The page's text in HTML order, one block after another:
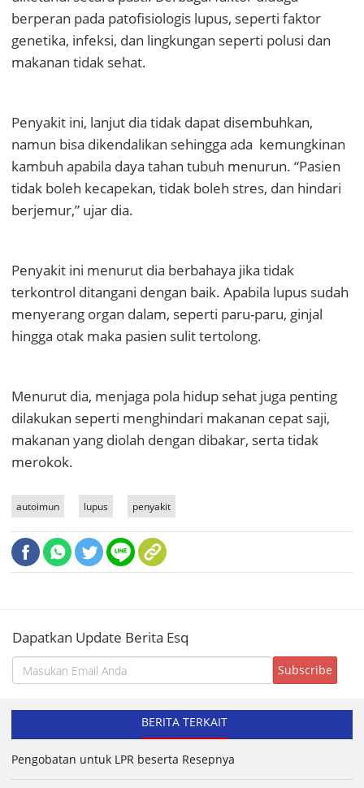
berperan pada patofisiologis lupus, seperti faktor
genetika, infeksi, dan lingkungan seperti polusi dan
makanan tidak sehat.
Penyakit ini, lanjut dia tidak dapat disembuhkan,
namun bisa dikendalikan sehingga ada kemungkinan
kambuh apabila daya tahan tubuh menurun. “Pasien
tidak boleh kecapekan, tidak boleh stres, dan hindari
berjemur,” ujar dia.
Penyakit ini menurut dia berbahaya jika tidak
terkontrol ditangani dengan baik. Apabila lupus sudah
menyerang organ dalam, seperti paru-paru, ginjal
hingga otak maka pasien sulit tertolong.
Menurut dia, menjaga pola hidup sehat juga penting
dilakukan seperti menghindari makanan cepat saji,
makanan yang diolah dengan dibakar, serta tidak
merokok.
autoimun lupus penyakit
Dapatkan Update Berita Esq
BERITA TERKAIT
Pengobatan untuk LPR beserta Resepnya